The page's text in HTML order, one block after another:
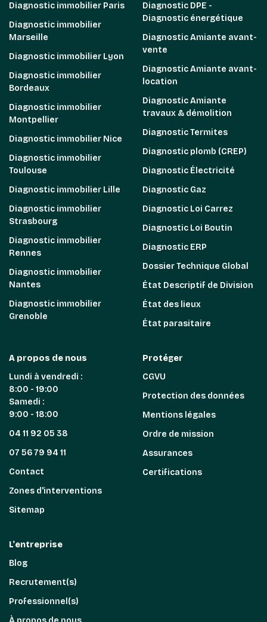
Diagnostic immobilier Paris
Diagnostic immobilier
Marseille
Diagnostic immobilier Lyon
Diagnostic immobilier
Bordeaux
Diagnostic immobilier
Montpellier
Diagnostic immobilier Nice
Diagnostic immobilier
Toulouse
Diagnostic immobilier Lille
Diagnostic immobilier
Strasbourg
Diagnostic immobilier
Rennes
Diagnostic immobilier
Nantes
Diagnostic immobilier
Grenoble
Diagnostic DPE -
Diagnostic énergétique
Diagnostic Amiante avant-
vente
Diagnostic Amiante avant-
location
Diagnostic Amiante
travaux & démolition
Diagnostic Termites
Diagnostic plomb (CREP)
Diagnostic Électricité
Diagnostic Gaz
Diagnostic Loi Carrez
Diagnostic Loi Boutin
Diagnostic ERP
Dossier Technique Global
État Descriptif de Division
État des lieux
État parasitaire
A propos de nous
Lundi à vendredi :
8:00 - 19:00
Samedi :
9:00 - 18:00
04 11 92 05 38
07 56 79 94 11
Contact
Zones d'interventions
Sitemap
Protéger
CGVU
Protection des données
Mentions légales
Ordre de mission
Assurances
Certifications
L'entreprise
Blog
Recrutement(s)
Professionnel(s)